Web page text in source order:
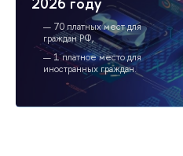
70 платных мест для
граждан РФ,
1 платное место для
иностранных граждан.